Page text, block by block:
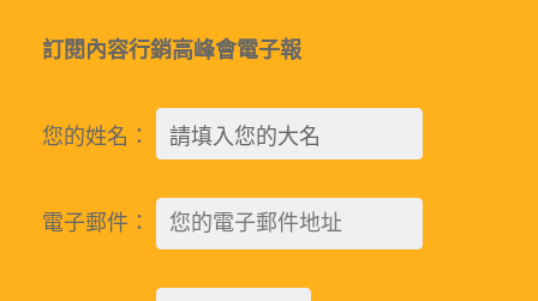
訂閱內容行銷高峰會電子報
您的姓名：
電子郵件：